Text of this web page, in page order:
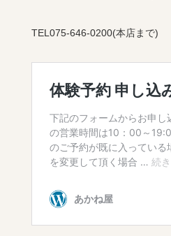
TEL075-646-0200(本店まで)